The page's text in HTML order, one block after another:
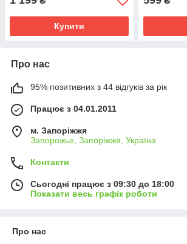
Купити
Про нас
95% позитивних з 44 відгуків за рік
Працює з 04.01.2011
м. Запоріжжя
Запорожье, Запоріжжя, Україна
Контакти
Сьогодні працює з 09:30 до 18:00
Показати весь графік роботи
Про нас